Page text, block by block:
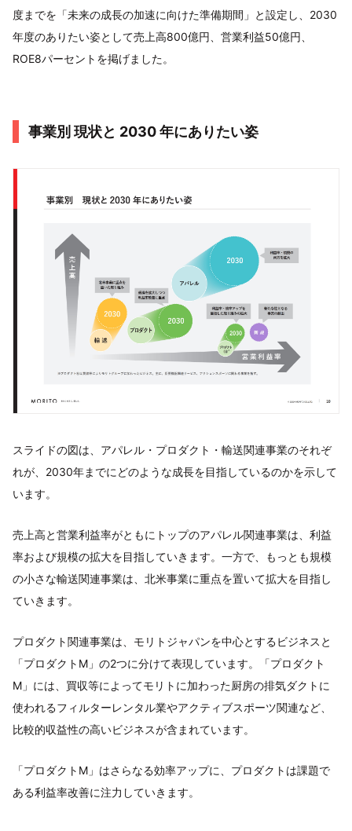
度までを「未来の成長の加速に向けた準備期間」と設定し、2030
年度のありたい姿として売上高800億円、営業利益50億円、
ROE8パーセントを掲げました。
事業別 現状と 2030 年にありたい姿
スライドの図は、アパレル・プロダクト・輸送関連事業のそれぞ
れが、2030年までにどのような成長を目指しているのかを示して
います。
売上高と営業利益率がともにトップのアパレル関連事業は、利益
率および規模の拡大を目指していきます。一方で、もっとも規模
の小さな輸送関連事業は、北米事業に重点を置いて拡大を目指し
ていきます。
プロダクト関連事業は、モリトジャパンを中心とするビジネスと
「プロダクトM」の2つに分けて表現しています。「プロダクト
M」には、買収等によってモリトに加わった厨房の排気ダクトに
使われるフィルターレンタル業やアクティブスポーツ関連など、
比較的収益性の高いビジネスが含まれています。
「プロダクトM」はさらなる効率アップに、プロダクトは課題で
ある利益率改善に注力していきます。